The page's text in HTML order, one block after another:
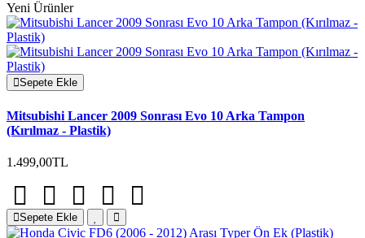
Yeni Ürünler
Sepete Ekle
Mitsubishi Lancer 2009 Sonrası Evo 10 Arka Tampon
(Kırılmaz - Plastik)
1.499,00TL
Sepete Ekle